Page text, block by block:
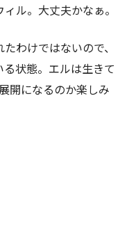
ル。大丈夫かなぁ。
わけではないので、
る状態。エルは生きて
開になるのか楽しみ